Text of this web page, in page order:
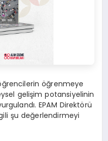
öğrenmeye
gelişim potansiyelinin
EPAM Direktörü
şu değerlendirmeyi